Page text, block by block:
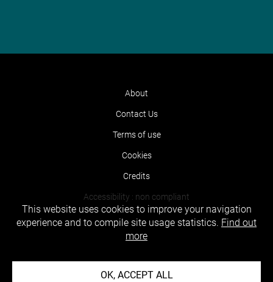
About
Contact Us
Terms of use
Cookies
Credits
Accessibility : non compliant
This website uses cookies to improve your navigation
experience and to compile site usage statistics. Find out
more
OK, ACCEPT ALL